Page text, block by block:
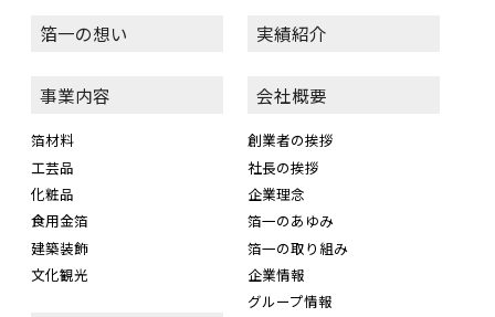
箔一の想い
事業内容
箔材料
工芸品
化粧品
食用金箔
建築装飾
文化観光
実績紹介
会社概要
創業者の挨拶
社長の挨拶
企業理念
箔一のあゆみ
箔一の取り組み
企業情報
グループ情報